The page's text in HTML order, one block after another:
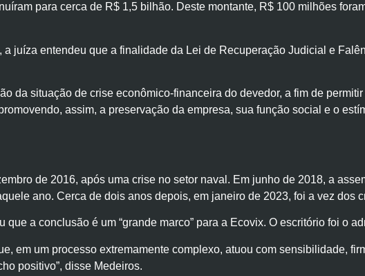
para cerca de R$ 1,5 bilhão. Deste montante, R$ 100 milhões
juíza entendeu que a finalidade da Lei de Recuperação Judicial e
da situação de crise econômico-financeira do devedor, a fim de
assim, a preservação da empresa, sua função social e o
de 2016, após uma crise no setor naval. Em junho de 2018, a
ano. Cerca de dois anos depois, em janeiro de 2023, foi a vez dos
que a conclusão é um “grande marco” para a Ecovix. O escritório foi o
em um processo extremamente complexo, atuou com sensibilidade,
positivo”, disse Medeiros.